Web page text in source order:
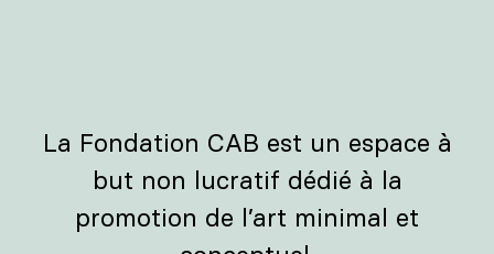
La Fondation CAB est un espace à
but non lucratif dédié à la
promotion de l’art minimal et